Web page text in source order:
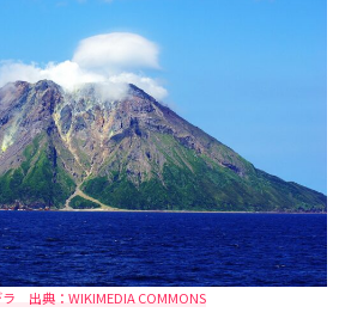
ラ 出典：WIKIMEDIA COMMONS